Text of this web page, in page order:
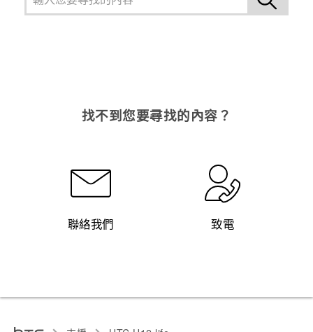
找不到您要尋找的內容？
聯絡我們 致電